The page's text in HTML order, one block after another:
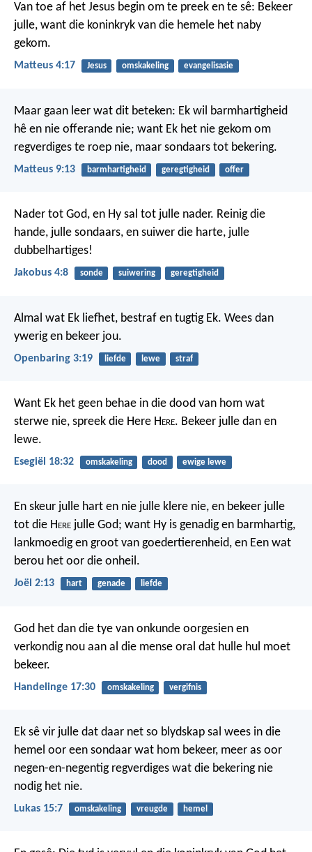
Van toe af het Jesus begin om te preek en te sê: Bekeer
julle, want die koninkryk van die hemele het naby
gekom.
Matteus 4:17 Jesus omskakeling evangelisasie
Maar gaan leer wat dit beteken: Ek wil barmhartigheid
hê en nie offerande nie; want Ek het nie gekom om
regverdiges te roep nie, maar sondaars tot bekering.
Matteus 9:13 barmhartigheid geregtigheid offer
Nader tot God, en Hy sal tot julle nader. Reinig die
hande, julle sondaars, en suiwer die harte, julle
dubbelhartiges!
Jakobus 4:8 sonde suiwering geregtigheid
Almal wat Ek liefhet, bestraf en tugtig Ek. Wees dan
ywerig en bekeer jou.
Openbaring 3:19 liefde lewe straf
Want Ek het geen behae in die dood van hom wat
sterwe nie, spreek die Here Here. Bekeer julle dan en
lewe.
Esegiël 18:32 omskakeling dood ewige lewe
En skeur julle hart en nie julle klere nie, en bekeer julle
tot die Here julle God; want Hy is genadig en barmhartig,
lankmoedig en groot van goedertierenheid, en Een wat
berou het oor die onheil.
Joël 2:13 hart genade liefde
God het dan die tye van onkunde oorgesien en
verkondig nou aan al die mense oral dat hulle hul moet
bekeer.
Handelinge 17:30 omskakeling vergifnis
Ek sê vir julle dat daar net so blydskap sal wees in die
hemel oor een sondaar wat hom bekeer, meer as oor
negen-en-negentig regverdiges wat die bekering nie
nodig het nie.
Lukas 15:7 omskakeling vreugde hemel